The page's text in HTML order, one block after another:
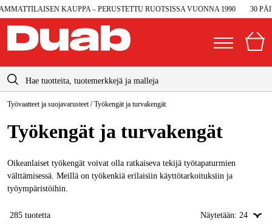
KAUPPA – PERUSTETTU RUOTSISSA VUONNA 1990 30 PÄIVÄN
Suomi
Sverige
Danmark
Norge
Koneet ja työkalut
Autotalli ja verstas
Konetarvikkeet ja käyttömateriaalit
Työvaatteet ja suojavarusteet
info@duab.fi
Työvaatteet ja suojavarusteet/Työkengät ja turvakengät
Työkengät ja turvakengät
Oikeanlaiset työkengät voivat olla ratkaiseva tekijä työtapaturmien
välttämisessä. Meillä on työkenkiä erilaisiin käyttötarkoituksiin ja
työympäristöihin.
285 tuotetta Näytetään: 24